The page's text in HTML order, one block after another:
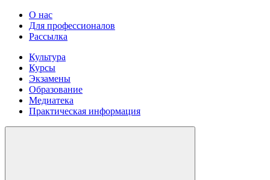
О нас
Для профессионалов
Рассылка
Культура
Курсы
Экзамены
Образование
Медиатека
Практическая информация